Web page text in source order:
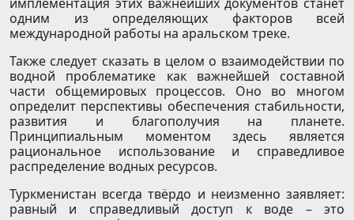
одним из определяющих факторов всей
международной работы на аральском треке.
Также следует сказать в целом о взаимодействии по
водной проблематике как важнейшей составной
части общемировых процессов. Оно во многом
определит перспективы обеспечения стабильности,
развития и благополучия на планете.
Принципиальным моментом здесь является
рациональное использование и справедливое
распределение водных ресурсов.
Туркменистан всегда твёрдо и неизменно заявляет:
равный и справедливый доступ к воде – это